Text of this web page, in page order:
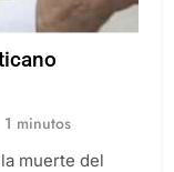
1 minutos
muerte del